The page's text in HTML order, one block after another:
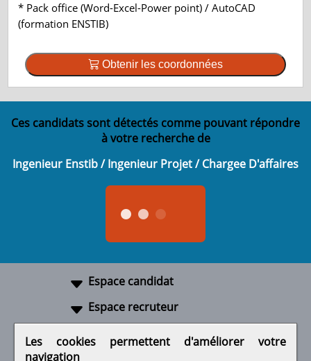
* Pack office (Word-Excel-Power point) / AutoCAD
(formation ENSTIB)
Obtenir les coordonnées
Ces candidats sont détectés comme pouvant répondre
à votre recherche de
Ingenieur Enstib / Ingenieur Projet / Chargee D'affaires
Espace candidat
Espace recruteur
Les cookies permettent d'améliorer votre
navigation